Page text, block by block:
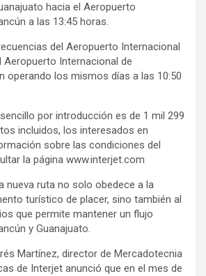
hacia el Aeropuerto
a las 13:45 horas.
del Aeropuerto Internacional
Aeropuerto Internacional de
operando los mismos días a las 10:50
por introducción es de 1 mil 299
incluidos, los interesados en
sobre las condiciones del
la página www.interjet.com
nueva ruta no solo obedece a la
turístico de placer, sino también al
que permite mantener un flujo
y Guanajuato.
Martínez, director de Mercadotecnia
de Interjet anunció que en el mes de